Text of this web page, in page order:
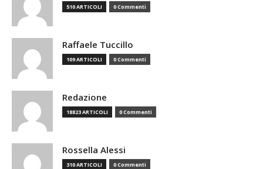
510 ARTICOLI 0 Commenti
Raffaele Tuccillo
109 ARTICOLI 0 Commenti
Redazione
18823 ARTICOLI 0 Commenti
Rossella Alessi
310 ARTICOLI 0 Commenti